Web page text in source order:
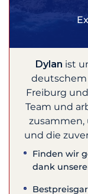
Dylan ist
deutschem
Freiburg
Team und
zusammen,
und die
Finden wir
dank